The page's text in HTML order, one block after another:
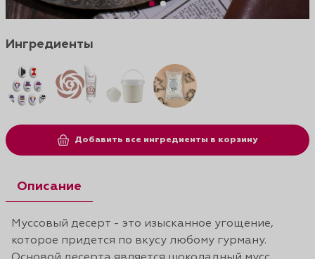
Ингредиенты
Добавить все ингредиенты в корзину
Описание
Муссовый десерт - это изысканное угощение,
которое придется по вкусу любому гурману.